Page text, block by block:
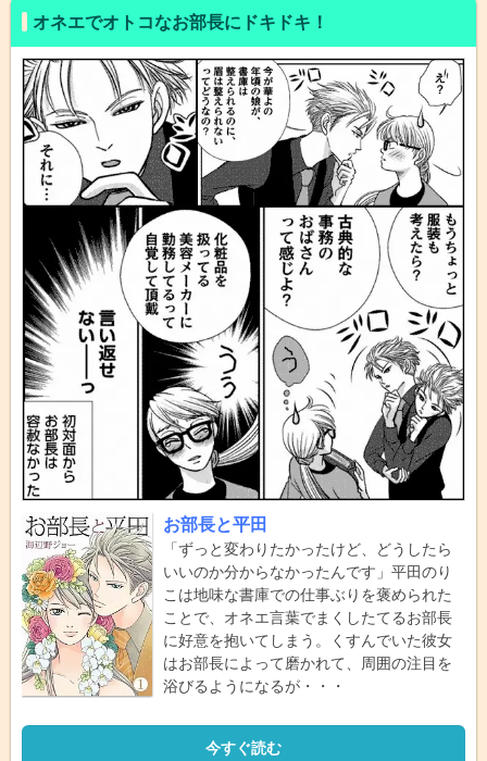
オネエでオトコなお部長にドキドキ！
お部長と平田
「ずっと変わりたかったけど、どうしたら
いいのか分からなかったんです」平田のり
こは地味な書庫での仕事ぶりを褒められた
ことで、オネエ言葉でまくしたてるお部長
に好意を抱いてしまう。くすんでいた彼女
はお部長によって磨かれて、周囲の注目を
浴びるようになるが・・・
今すぐ読む